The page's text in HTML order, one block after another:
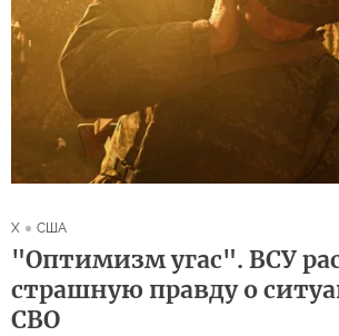
X США
"Оптимизм угас". ВСУ
страшную правду о
СВО